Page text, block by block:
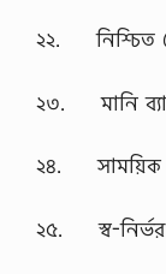
২২. নিশ্চিত
২৩. মানি
২৪. সাময়িক
২৫. স্ব-নির্ভর